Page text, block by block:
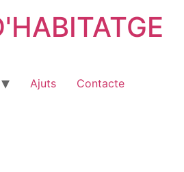
Ajuts Contacte